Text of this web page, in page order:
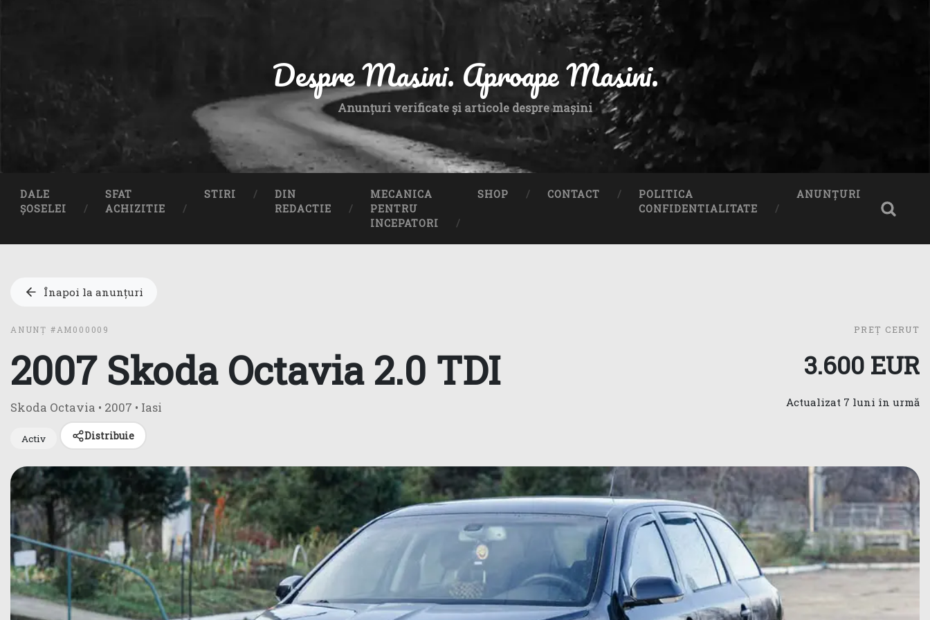
Despre Masini. Aproape Masini.
Anunțuri verificate și articole despre mașini
DALE
ȘOSELEI
SFAT
ACHIZITIE
STIRI
DIN
REDACTIE
MECANICA
PENTRU
INCEPATORI
SHOP CONTACT
POLITICA
CONFIDENTIALITATE
ANUNȚURI
Înapoi la anunțuri
ANUNȚ #AM000009
2007 Skoda Octavia 2.0 TDI
Skoda Octavia • 2007 • Iasi
Activ Distribuie
PREȚ CERUT
3.600 EUR
Actualizat 7 luni în urmă